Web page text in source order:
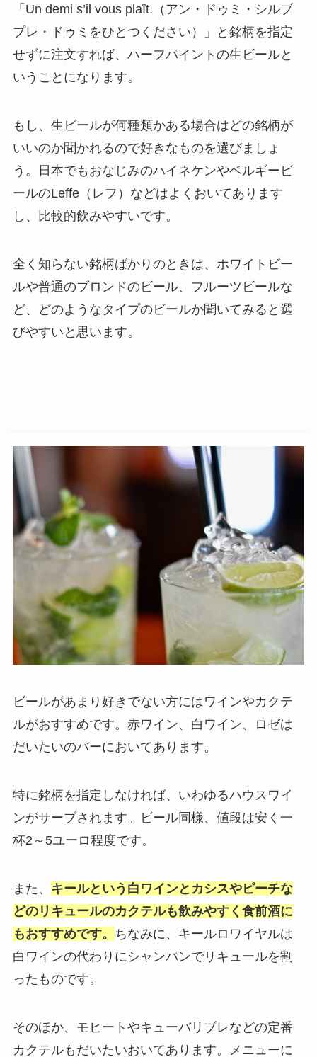
「Un demi s’il vous plaît.（アン・ドゥミ・シルブ
プレ・ドゥミをひとつください）」と銘柄を指定
せずに注文すれば、ハーフパイントの生ビールと
いうことになります。
もし、生ビールが何種類かある場合はどの銘柄が
いいのか聞かれるので好きなものを選びましょ
う。日本でもおなじみのハイネケンやベルギービ
ールのLeffe（レフ）などはよくおいてあります
し、比較的飲みやすいです。
全く知らない銘柄ばかりのときは、ホワイトビー
ルや普通のブロンドのビール、フルーツビールな
ど、どのようなタイプのビールか聞いてみると選
びやすいと思います。
ビールがあまり好きでない方にはワインやカクテ
ルがおすすめです。赤ワイン、白ワイン、ロゼは
だいたいのバーにおいてあります。
特に銘柄を指定しなければ、いわゆるハウスワイ
ンがサーブされます。ビール同様、値段は安く一
杯2～5ユーロ程度です。
また、 キールという白ワインとカシスやピーチな
どのリキュールのカクテルも飲みやすく食前酒に
もおすすめです。 ちなみに、キールロワイヤルは
白ワインの代わりにシャンパンでリキュールを割
ったものです。
そのほか、モヒートやキューバリブレなどの定番
カクテルもだいたいおいてあります。メニューに